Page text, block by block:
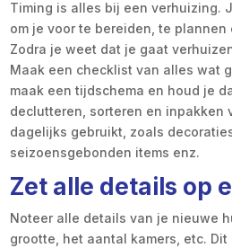
Timing is alles bij een verhuizing.
om je voor te bereiden, te
Zodra je weet dat je gaat
Maak een checklist van alles wat
maak een tijdschema en houd je
declutteren, sorteren en inpakken
dagelijks gebruikt, zoals
seizoensgebonden items enz.
Zet alle details op
Noteer alle details van je nieuwe
grootte, het aantal kamers, etc.